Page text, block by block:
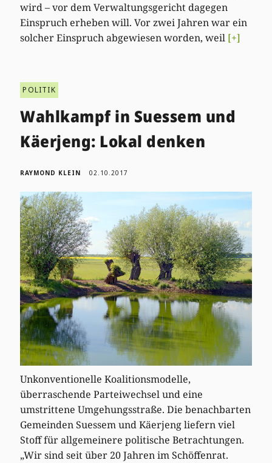
wird – vor dem Verwaltungsgericht dagegen
Einspruch erheben will. Vor zwei Jahren war ein
solcher Einspruch abgewiesen worden, weil [+]
POLITIK
Wahlkampf in Suessem und
Käerjeng: Lokal denken
RAYMOND KLEIN 02.10.2017
Unkonventionelle Koalitionsmodelle,
überraschende Parteiwechsel und eine
umstrittene Umgehungsstraße. Die benachbarten
Gemeinden Suessem und Käerjeng liefern viel
Stoff für allgemeinere politische Betrachtungen.
„Wir sind seit über 20 Jahren im Schöffenrat.